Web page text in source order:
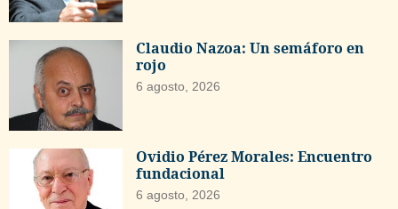
Claudio Nazoa: Un semáforo en
rojo
6 agosto, 2026
Ovidio Pérez Morales: Encuentro
fundacional
6 agosto, 2026